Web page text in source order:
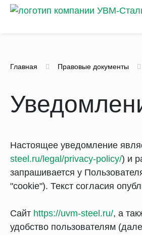
Главная Правовые документы
Настоящее уведомление
steel.ru/legal/privacy-policy/) и
запрашивается у
"cookie"). Текст согласия
Сайт https://uvm-steel.ru/, а
удобство пользователям